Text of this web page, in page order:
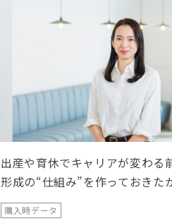
出産や育休でキャリアが変わる
形成の“仕組み”を作っておきた
購入時データ